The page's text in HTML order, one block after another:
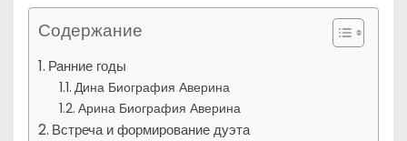
Содержание
Ранние годы
Дина Биография Аверина
Арина Биография Аверина
Встреча и формирование дуэта